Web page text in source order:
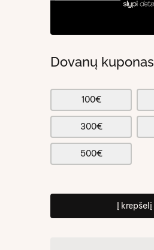
Dovanų kuponas
100€
300€
500€
Į krepšelį